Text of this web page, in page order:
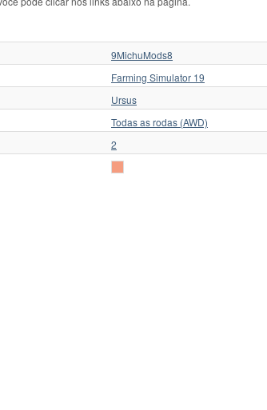
9MichuMods8
Farming Simulator 19
Ursus
Todas as rodas (AWD)
2